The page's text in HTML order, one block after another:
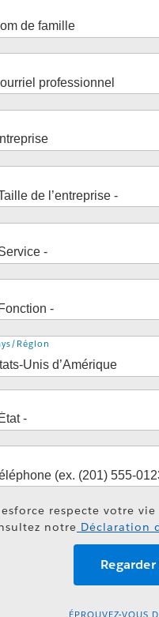
Région
respecte votre
notre Déclaration